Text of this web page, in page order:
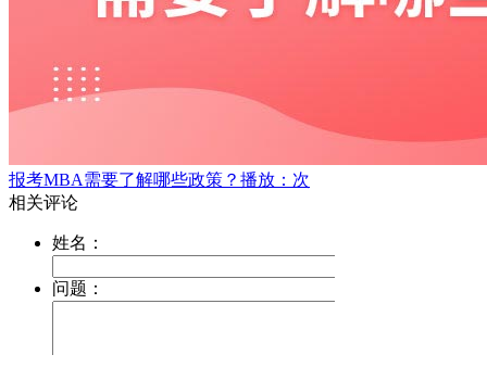
报考MBA需要了解哪些政策？ 播放：次